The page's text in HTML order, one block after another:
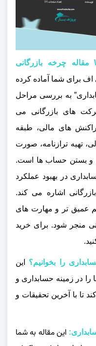
دانلود Word مقاله چرخه بازرگانی
برای شما آماده کرده
به بررسی مراحل
های بازرگانی می‌
های مالی، طبقه‌
تهیه ترازنامه، صورت
و بستن حساب‌ ها است.
در بهبود عملکرد
اشاره می‌ کند.
عمیق‌ تر و مهارت‌ های
منجر شود. برای خرید
را بخوانیم؟
این
در زمینه حسابداری و
تا با آخرین تحقیقات و
این مقاله به شما